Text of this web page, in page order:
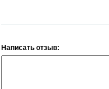
Написать отзыв: